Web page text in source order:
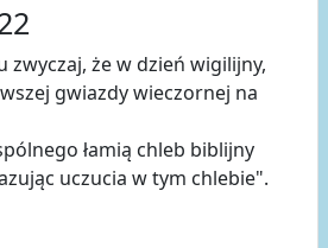
zwyczaj, że w dzień wigilijny,
gwiazdy wieczornej na
łamią chleb biblijny
uczucia w tym chlebie".